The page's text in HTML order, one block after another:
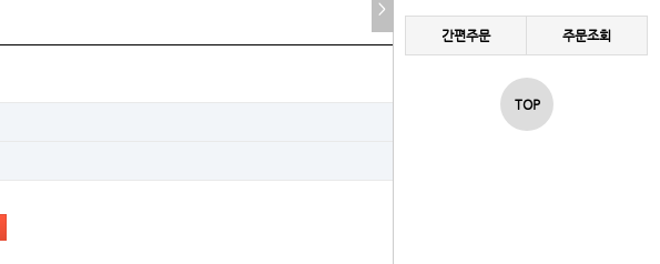
간편주문 주문조회
TOP
>